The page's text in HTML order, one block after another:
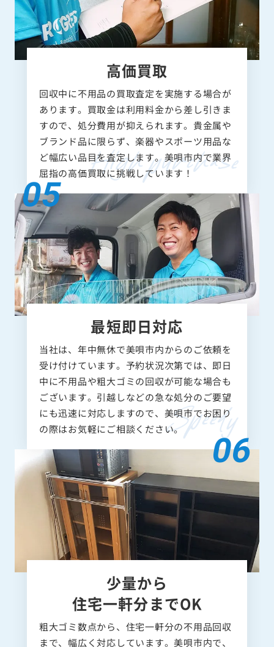
高価買取
回収中に不用品の買取査定を実施する場合が
あります。買取金は利用料金から差し引きま
すので、処分費用が抑えられます。貴金属や
ブランド品に限らず、楽器やスポーツ用品な
ど幅広い品目を査定します。美唄市内で業界
屈指の高価買取に挑戦しています！
最短即日対応
当社は、年中無休で美唄市内からのご依頼を
受け付けています。予約状況次第では、即日
中に不用品や粗大ゴミの回収が可能な場合も
ございます。引越しなどの急な処分のご要望
にも迅速に対応しますので、美唄市でお困り
の際はお気軽にご相談ください。
少量から
住宅一軒分までOK
粗大ゴミ数点から、住宅一軒分の不用品回収
まで、幅広く対応しています。美唄市内で、